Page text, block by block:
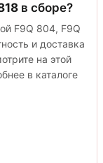
в сборе?
F9Q 804, F9Q
и доставка
на этой
в каталоге